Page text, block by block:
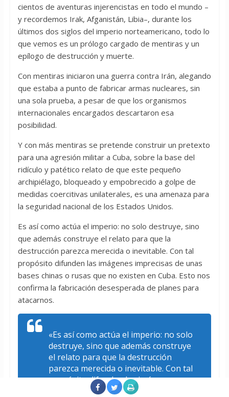
cientos de aventuras injerencistas en todo el mundo –
y recordemos Irak, Afganistán, Libia–, durante los
últimos dos siglos del imperio norteamericano, todo lo
que vemos es un prólogo cargado de mentiras y un
epílogo de destrucción y muerte.
Con mentiras iniciaron una guerra contra Irán, alegando
que estaba a punto de fabricar armas nucleares, sin
una sola prueba, a pesar de que los organismos
internacionales encargados descartaron esa
posibilidad.
Y con más mentiras se pretende construir un pretexto
para una agresión militar a Cuba, sobre la base del
ridículo y patético relato de que este pequeño
archipiélago, bloqueado y empobrecido a golpe de
medidas coercitivas unilaterales, es una amenaza para
la seguridad nacional de los Estados Unidos.
Es así como actúa el imperio: no solo destruye, sino
que además construye el relato para que la
destrucción parezca merecida o inevitable. Con tal
propósito difunden las imágenes imprecisas de unas
bases chinas o rusas que no existen en Cuba. Esto nos
confirma la fabricación desesperada de planes para
atacarnos.
«Es así como actúa el imperio: no solo
destruye, sino que además construye
el relato para que la destrucción
parezca merecida o inevitable. Con tal
propósito difunden las imágenes
imprecisas de unas bases chinas o